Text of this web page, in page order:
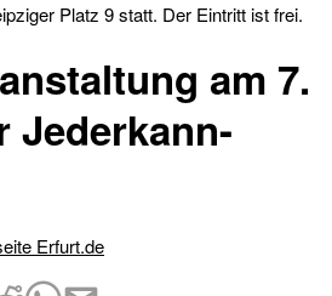
Platz 9 statt. Der Eintritt ist frei.
am 7.
Jederkann-
Erfurt.de